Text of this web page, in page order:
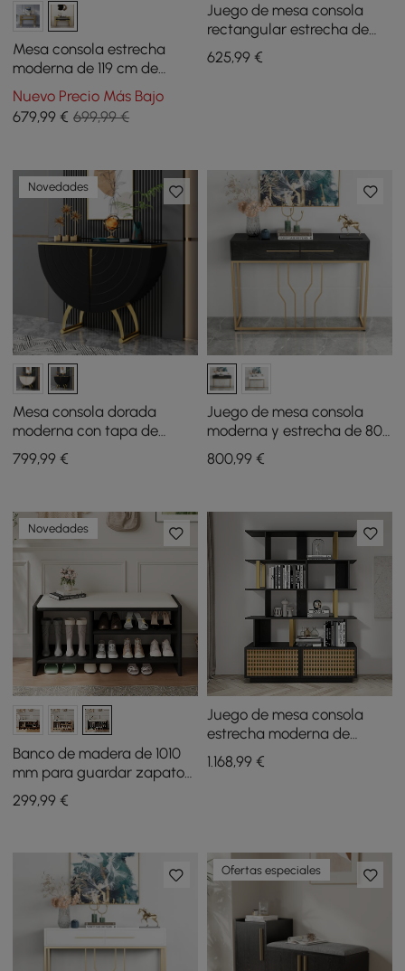
Mesa consola estrecha
moderna de 119 cm de
piedra sinterizada con
estante de
almacenamiento y patas
Nuevo Precio Más Bajo
679,99 € 699,99 €
Juego de mesa consola
rectangular estrecha de
nogal rústico de 1000 mm y
banco de almacenamiento
625,99€
Novedades
Mesa consola dorada
moderna con tapa de
piedra sinterizada, armario
de almacenamiento con
799,99 €
Juego de mesa consola
moderna y estrecha de 800
mm, negra y banco con
capitoné en línea blanca,
800,99€
Novedades
Banco de madera de 1010
mm para guardar zapatos,
tapizado en piel
299,99 €
Juego de mesa consola
estrecha moderna de
mármol sintético negro de
1200 mm y estantería de
1.168,99€
Ofertas especiales